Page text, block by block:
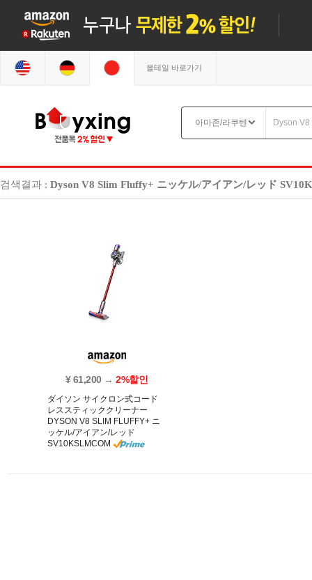
몰테일 바로가기
검색결과 : Dyson V8 Slim Fluffy+ ニッケル/アイアン/レッド
¥ 61,200 →2%할인
ダイソン サイクロン式コード
レススティッククリーナー
DYSON V8 SLIM FLUFFY+ ニ
ッケル/アイアン/レッド
SV10KSLMCOM